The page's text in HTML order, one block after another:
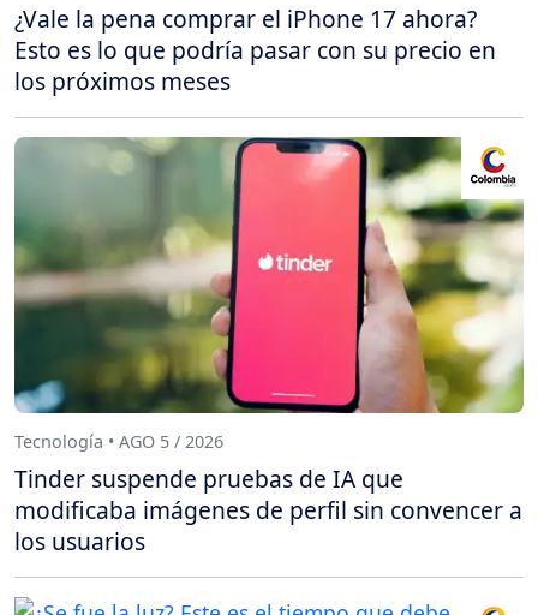
¿Vale la pena comprar el iPhone 17 ahora?
Esto es lo que podría pasar con su precio en
los próximos meses
Tecnología • AGO 5 / 2026
Tinder suspende pruebas de IA que
modificaba imágenes de perfil sin convencer a
los usuarios